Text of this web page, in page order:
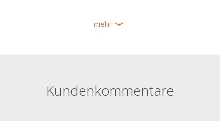
mehr
Kundenkommentare